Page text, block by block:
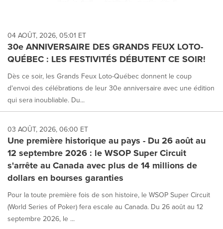
04 AOÛT, 2026, 05:01 ET
30e ANNIVERSAIRE DES GRANDS FEUX LOTO-
QUÉBEC : LES FESTIVITÉS DÉBUTENT CE SOIR!
Dès ce soir, les Grands Feux Loto-Québec donnent le coup
d'envoi des célébrations de leur 30e anniversaire avec une édition
qui sera inoubliable. Du...
03 AOÛT, 2026, 06:00 ET
Une première historique au pays - Du 26 août au
12 septembre 2026 : le WSOP Super Circuit
s'arrête au Canada avec plus de 14 millions de
dollars en bourses garanties
Pour la toute première fois de son histoire, le WSOP Super Circuit
(World Series of Poker) fera escale au Canada. Du 26 août au 12
septembre 2026, le ...